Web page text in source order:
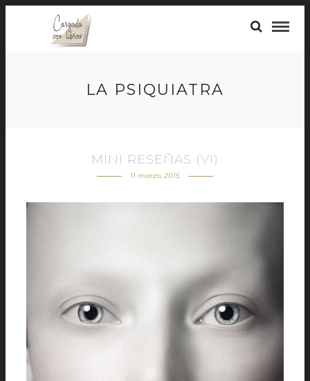
LA PSIQUIATRA
MINI RESEÑAS (VI)
11 marzo, 2015